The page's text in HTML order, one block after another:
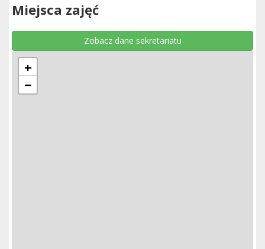
Miejsca zajęć
Zobacz dane sekretariatu
+
−